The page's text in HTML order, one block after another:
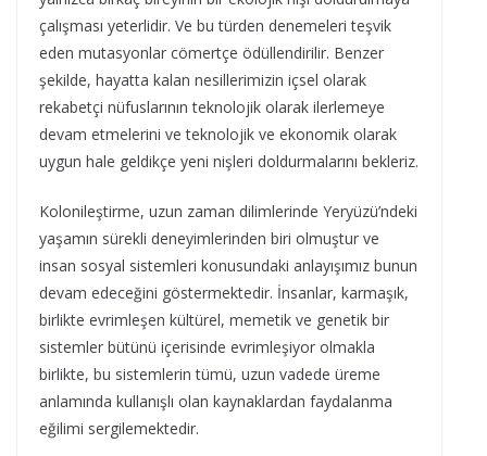
çalışması yeterlidir. Ve bu türden denemeleri teşvik
eden mutasyonlar cömertçe ödüllendirilir. Benzer
şekilde, hayatta kalan nesillerimizin içsel olarak
rekabetçi nüfuslarının teknolojik olarak ilerlemeye
devam etmelerini ve teknolojik ve ekonomik olarak
uygun hale geldikçe yeni nişleri doldurmalarını bekleriz.
Kolonileştirme, uzun zaman dilimlerinde Yeryüzü’ndeki
yaşamın sürekli deneyimlerinden biri olmuştur ve
insan sosyal sistemleri konusundaki anlayışımız bunun
devam edeceğini göstermektedir. İnsanlar, karmaşık,
birlikte evrimleşen kültürel, memetik ve genetik bir
sistemler bütünü içerisinde evrimleşiyor olmakla
birlikte, bu sistemlerin tümü, uzun vadede üreme
anlamında kullanışlı olan kaynaklardan faydalanma
eğilimi sergilemektedir.